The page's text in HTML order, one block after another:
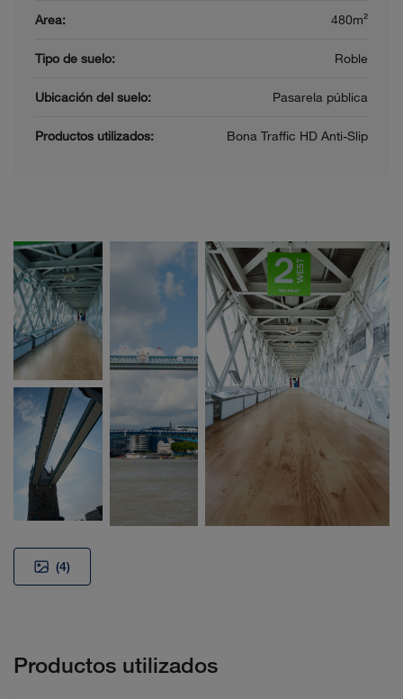
Area: 480m²
Tipo de suelo: Roble
Ubicación del suelo: Pasarela pública
Productos utilizados: Bona Traffic HD Anti-Slip
(4)
Productos utilizados